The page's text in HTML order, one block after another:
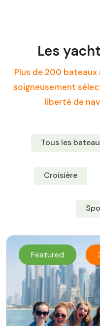
Les
Plus de 200
soigneusement
liberté de
Tous les
Croisière
Featured